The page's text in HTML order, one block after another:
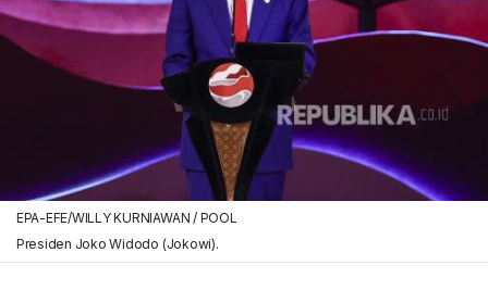
EPA-EFE/WILLY KURNIAWAN / POOL
Presiden Joko Widodo (Jokowi).